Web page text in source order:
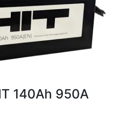
140Ah 950A